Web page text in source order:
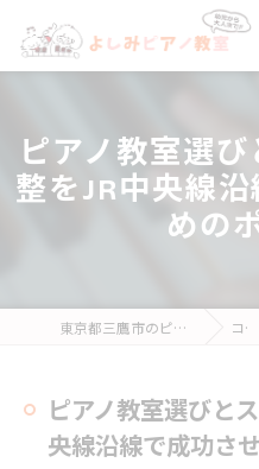
ピアノ教室選
整をJR中央線
めの
東京都三鷹市のピアノ教室ならよしみピアノ教室 コラム
ピアノ教室選びと
央線沿線で成功さ